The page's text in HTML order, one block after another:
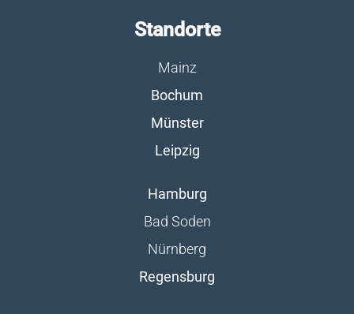
Standorte
Mainz
Bochum
Münster
Leipzig
Hamburg
Bad Soden
Nürnberg
Regensburg